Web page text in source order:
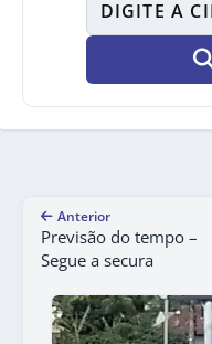
Anterior
Previsão do tempo –
Segue a secura